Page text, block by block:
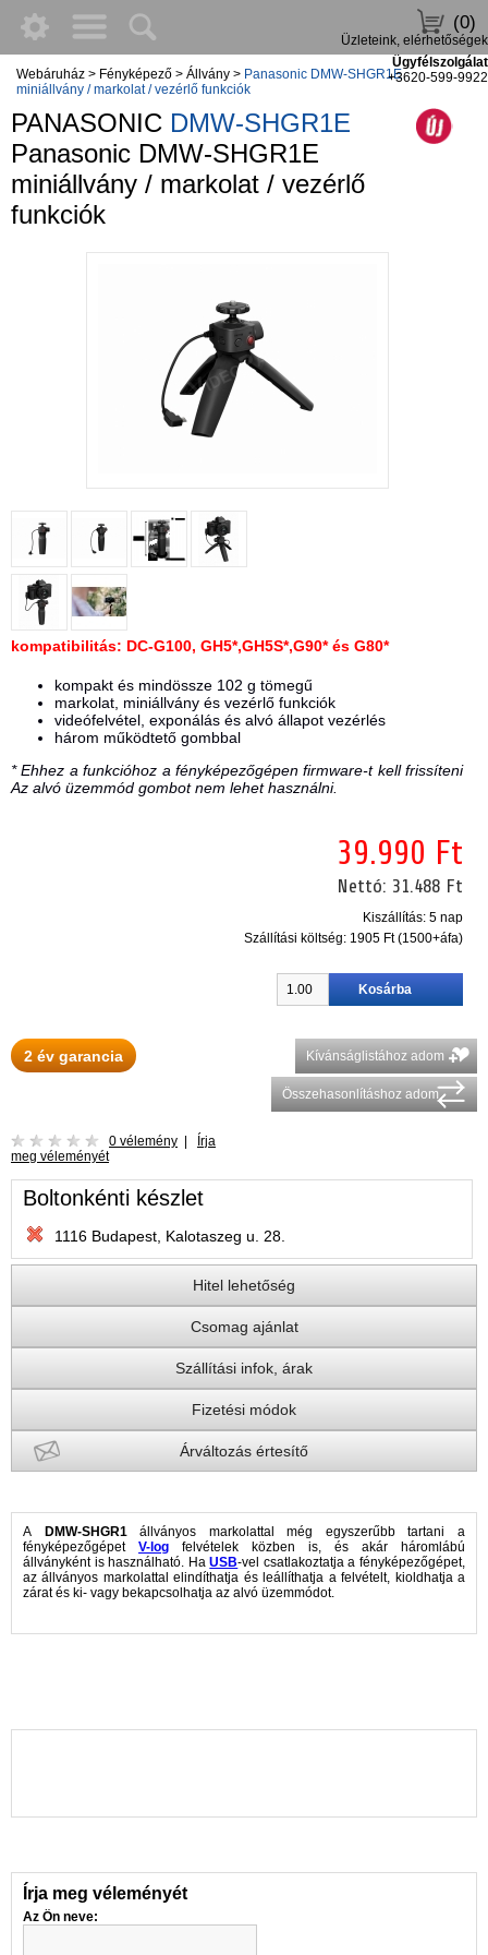
(0)
Üzleteink, elérhetőségek
Ügyfélszolgálat
+3620-599-9922
Webáruház > Fényképező > Állvány > Panasonic DMW-SHGR1E
miniállvány / markolat / vezérlő funkciók
PANASONIC DMW-SHGR1E
Panasonic DMW-SHGR1E
miniállvány / markolat / vezérlő
funkciók
kompatibilitás: DC-G100, GH5*,GH5S*,G90* és G80*
kompakt és mindössze 102 g tömegű
markolat, miniállvány és vezérlő funkciók
videófelvétel, exponálás és alvó állapot vezérlés
három működtető gombbal
* Ehhez a funkcióhoz a fényképezőgépen firmware-t kell frissíteni
Az alvó üzemmód gombot nem lehet használni.
39.990 Ft
Nettó: 31.488 Ft
Kiszállítás: 5 nap
Szállítási költség: 1905 Ft (1500+áfa)
2 év garancia Kívánságlistához adom
Összehasonlításhoz adom
0 vélemény
Írja
meg véleményét
Boltonkénti készlet
1116 Budapest, Kalotaszeg u. 28.
Hitel lehetőség
Csomag ajánlat
Szállítási infok, árak
Fizetési módok
Árváltozás értesítő
A DMW-SHGR1állványos markolattal még egyszerűbb tartani a
fényképezőgépet V-log felvételek közben is, és akár háromlábú
állványként is használható. HaUSB-vel csatlakoztatja a fényképezőgépet,
az állványos markolattal elindíthatja és leállíthatja a felvételt, kioldhatja a
zárat és ki- vagy bekapcsolhatja az alvó üzemmódot.
Írja meg véleményét
Az Ön neve: